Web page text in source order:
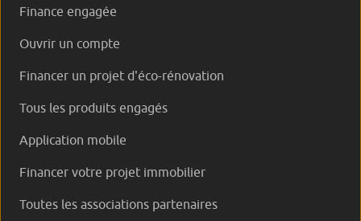
Finance engagée
Ouvrir un compte
Financer un projet d'éco-rénovation
Tous les produits engagés
Application mobile
Financer votre projet immobilier
Toutes les associations partenaires